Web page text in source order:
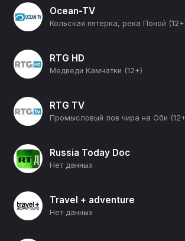
Ocean-TV
Кольская пятерка, река Поной
RTG HD
Медведи Камчатки (12+)
RTG TV
Промысловый лов чира на Оби
Russia Today Doc
Нет данных
Travel + adventure
Нет данных